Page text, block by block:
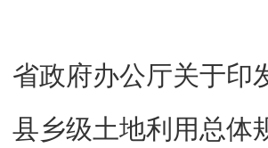
省政府办公厅关于印
县乡级土地利用总体